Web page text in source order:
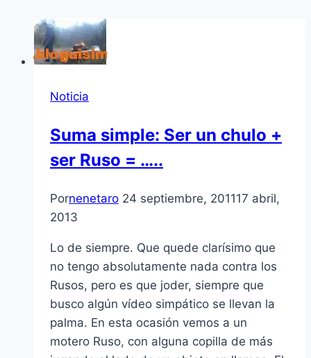
Noticia
Suma simple: Ser un chulo +
ser Ruso = …..
Pornenetaro 24 septiembre, 201117 abril,
2013
Lo de siempre. Que quede clarí­simo que
no tengo absolutamente nada contra los
Rusos, pero es que joder, siempre que
busco algún ví­deo simpático se llevan la
palma. En esta ocasión vemos a un
motero Ruso, con alguna copilla de más